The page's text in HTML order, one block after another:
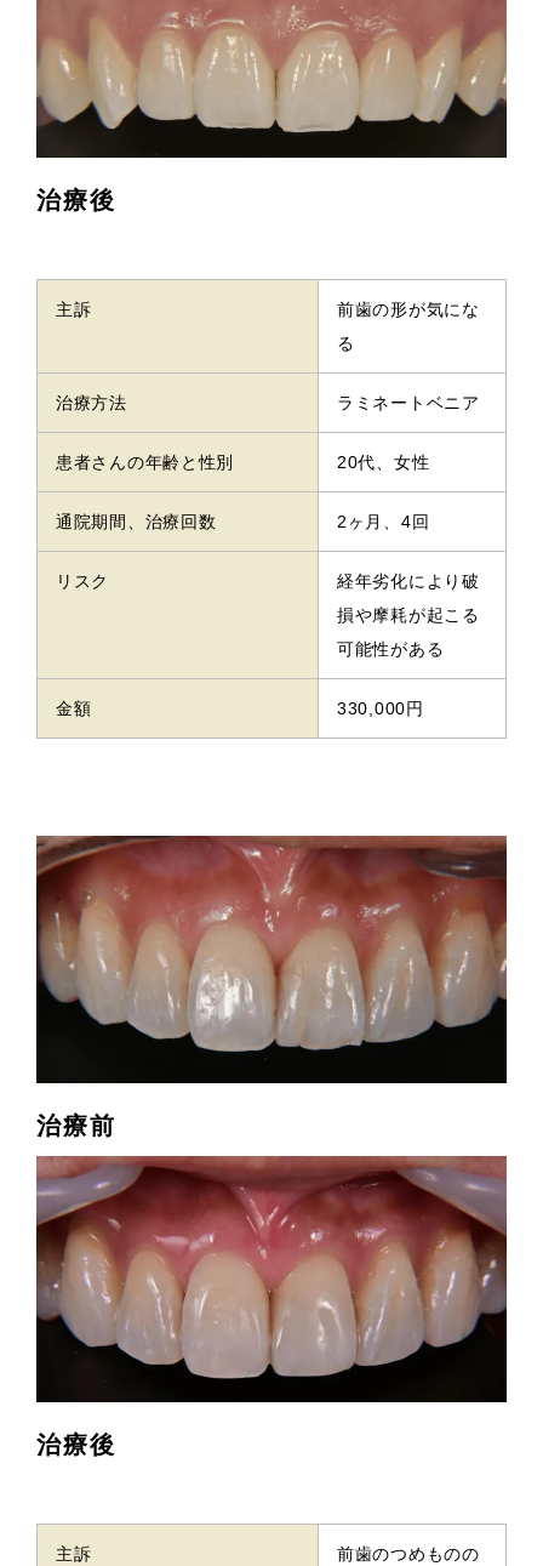
治療後
主訴
前歯の形が気にな
る
治療方法 ラミネートベニア
患者さんの年齢と性別 20代、女性
通院期間、治療回数 2ヶ月、4回
リスク
経年劣化により破
損や摩耗が起こる
可能性がある
金額 330,000円
治療前
治療後
主訴
前歯のつめものの